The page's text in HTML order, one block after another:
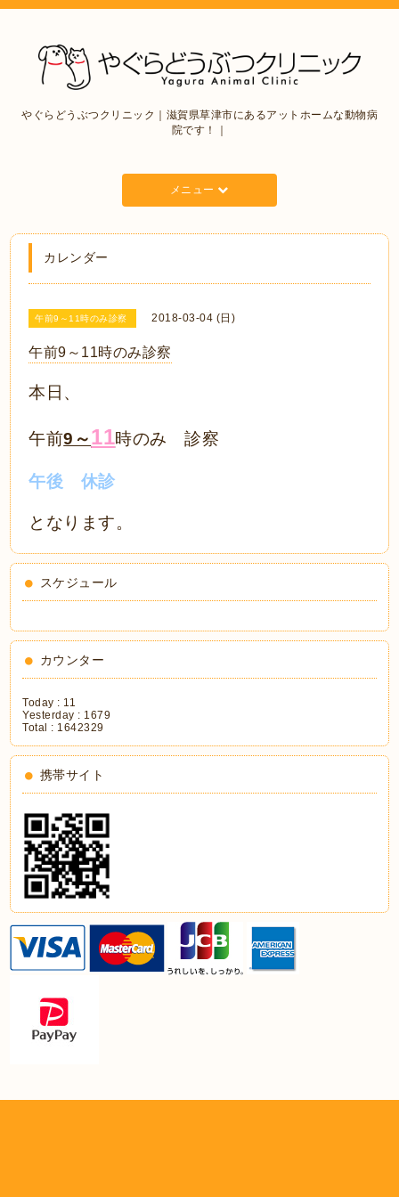
やぐらどうぶつクリニック｜滋賀県草津市にあるアットホームな動物病
院です！｜
メニュー
カレンダー
午前9～11時のみ診察 2018-03-04 (日)
午前9～11時のみ診察
本日、
午前9～11時のみ 診察
午後 休診
となります。
スケジュール
カウンター
Today : 11
Yesterday : 1679
Total : 1642329
携帯サイト